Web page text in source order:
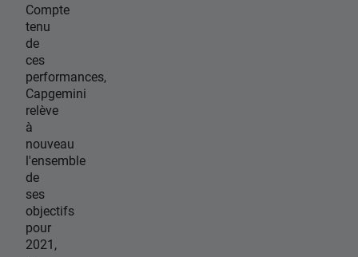
Compte
tenu
de
ces
performances,
Capgemini
relève
à
nouveau
l'ensemble
de
ses
objectifs
pour
2021,